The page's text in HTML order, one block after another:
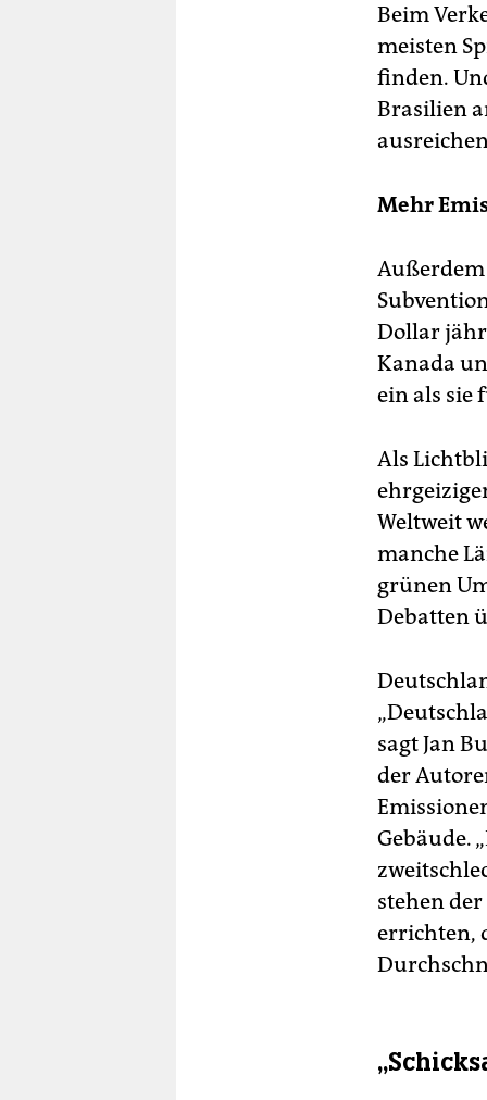
Beim
meisten
finden.
Brasilien
Mehr
Außerdem
Dollar
Kanada
ein als sie
Als
Weltweit
manche
grünen
Debatten
sagt Jan
der
Gebäude.
stehen
errichten,